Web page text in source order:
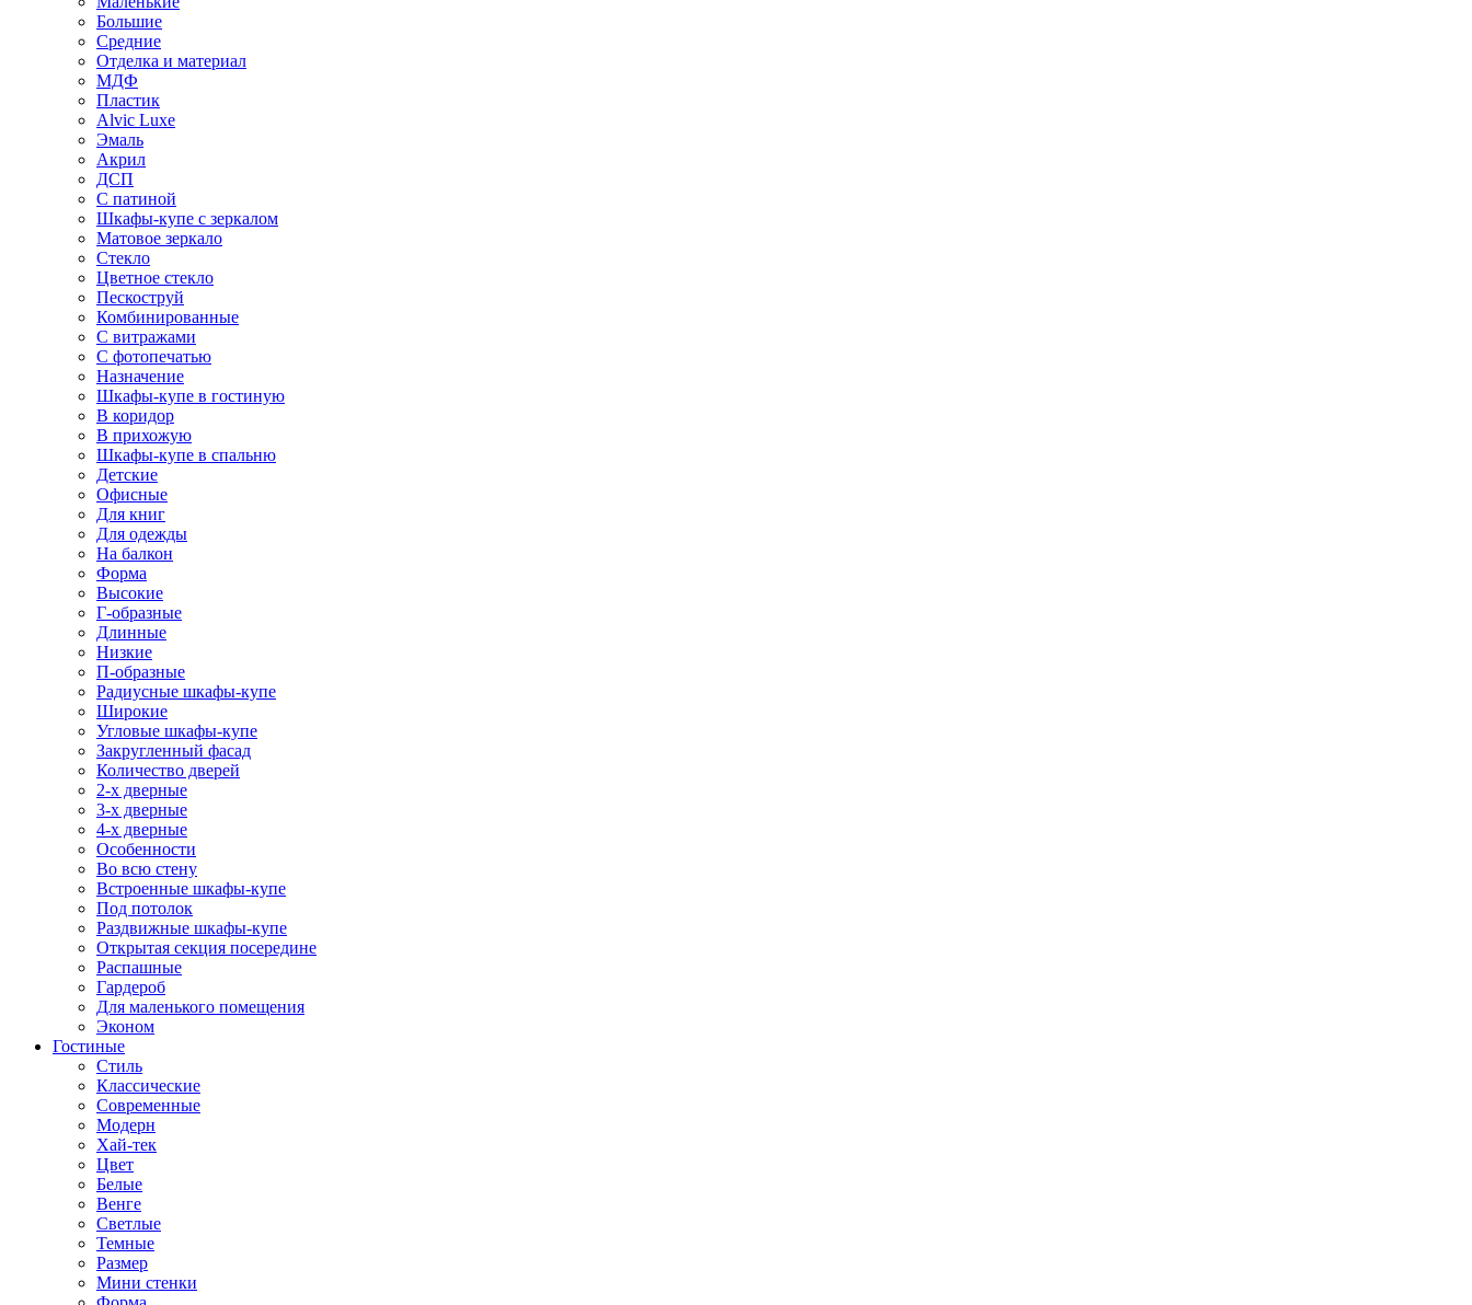
Большие
Средние
Отделка и материал
МДФ
Пластик
Alvic Luxe
Эмаль
Акрил
ДСП
С патиной
Шкафы-купе с зеркалом
Матовое зеркало
Стекло
Цветное стекло
Пескоструй
Комбинированные
С витражами
С фотопечатью
Назначение
Шкафы-купе в гостиную
В коридор
В прихожую
Шкафы-купе в спальню
Детские
Офисные
Для книг
Для одежды
На балкон
Форма
Высокие
Г-образные
Длинные
Низкие
П-образные
Радиусные шкафы-купе
Широкие
Угловые шкафы-купе
Закругленный фасад
Количество дверей
2-х дверные
3-х дверные
4-х дверные
Особенности
Во всю стену
Встроенные шкафы-купе
Под потолок
Раздвижные шкафы-купе
Открытая секция посередине
Распашные
Гардероб
Для маленького помещения
Эконом
Гостиные
Стиль
Классические
Современные
Модерн
Хай-тек
Цвет
Белые
Венге
Светлые
Темные
Размер
Мини стенки